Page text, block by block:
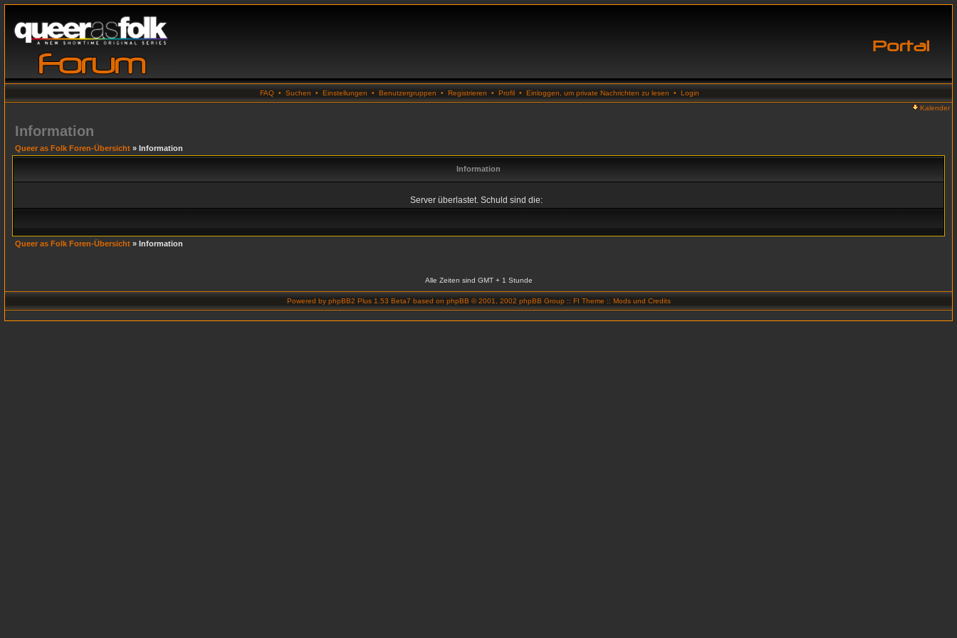
FAQ • Suchen • Einstellungen • Benutzergruppen • Registrieren • Profil • Einloggen, um private Nachrichten zu lesen • Login
Kalender
Information
Queer as Folk Foren-Übersicht » Information
Information
Server überlastet. Schuld sind die:
Queer as Folk Foren-Übersicht » Information
Alle Zeiten sind GMT + 1 Stunde
Powered by phpBB2 Plus 1.53 Beta7 based on phpBB © 2001, 2002 phpBB Group :: FI Theme :: Mods und Credits